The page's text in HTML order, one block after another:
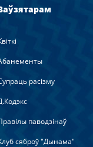
расізму
паводзінаў
сяброў "Дынама"